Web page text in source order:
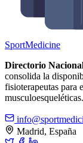
SportMedicine
Directorio
consolida la
fisioterapeutas para
musculoesqueléticas.
Madrid, España